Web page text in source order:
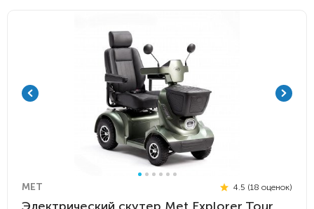
MET 4.5 (18 оценок)